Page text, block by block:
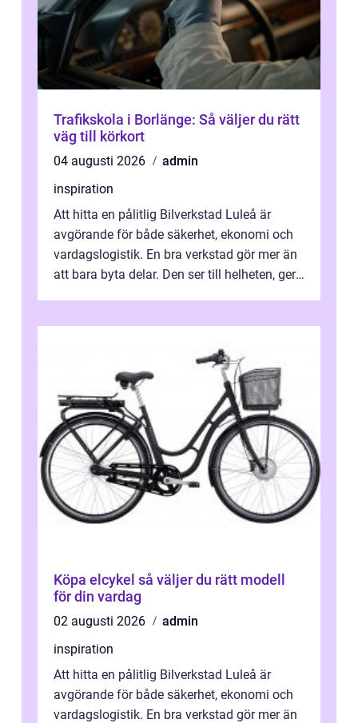
Trafikskola i Borlänge: Så väljer du rätt
väg till körkort
04 augusti 2026
admin
inspiration
Att hitta en pålitlig Bilverkstad Luleå är
avgörande för både säkerhet, ekonomi och
vardagslogistik. En bra verkstad gör mer än
att bara byta delar. Den ser till helheten, ger
Köpa elcykel så väljer du rätt modell
för din vardag
02 augusti 2026
admin
inspiration
Att hitta en pålitlig Bilverkstad Luleå är
avgörande för både säkerhet, ekonomi och
vardagslogistik. En bra verkstad gör mer än